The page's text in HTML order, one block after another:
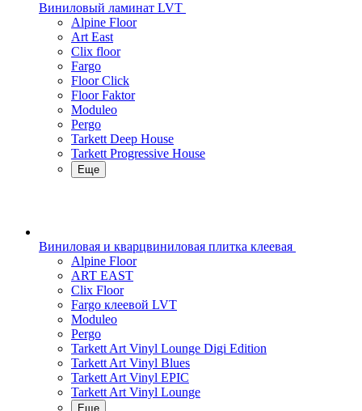
Виниловый ламинат LVT
Alpine Floor
Art East
Clix floor
Fargo
Floor Click
Floor Faktor
Moduleo
Pergo
Tarkett Deep House
Tarkett Progressive House
Еще
Виниловая и кварцвиниловая плитка клеевая
Alpine Floor
ART EAST
Clix Floor
Fargo клеевой LVT
Moduleo
Pergo
Tarkett Art Vinyl Lounge Digi Edition
Tarkett Art Vinyl Blues
Tarkett Art Vinyl EPIC
Tarkett Art Vinyl Lounge
Еще